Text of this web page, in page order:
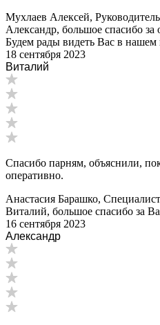
Мухлаев Алексей,
Александр, большое спасибо
Будем рады видеть Вас в нашем
18 сентября 2023
Виталий
Спасибо парням, объяснили,
оперативно.
Анастасия Барашко,
Виталий, большое спасибо за
16 сентября 2023
Александр